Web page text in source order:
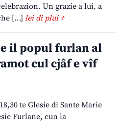
Un grazie a lui, a
[…] lei di plui +
il popul furlan al
cul cjâf e vîf
te Glesie di Sante Marie
Furlane, cun la